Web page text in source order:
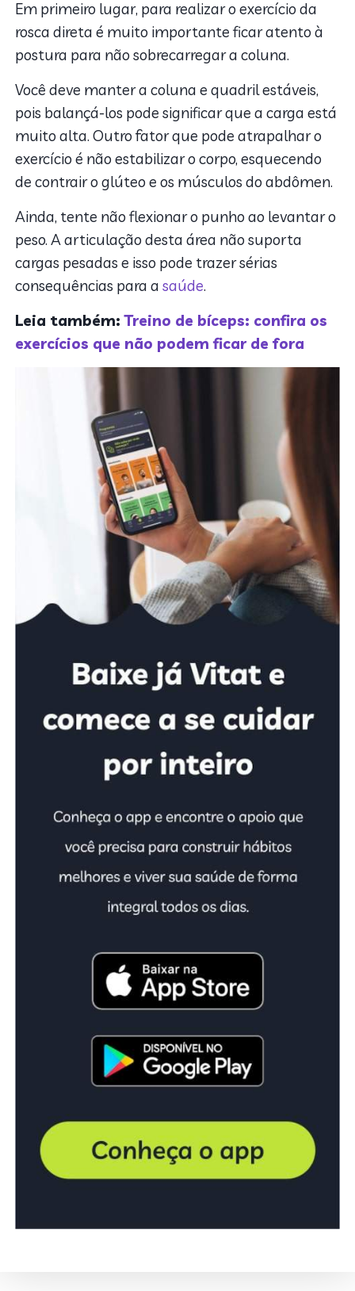
Em primeiro lugar, para realizar o exercício da
rosca direta é muito importante ficar atento à
postura para não sobrecarregar a coluna.
Você deve manter a coluna e quadril estáveis,
pois balançá-los pode significar que a carga está
muito alta. Outro fator que pode atrapalhar o
exercício é não estabilizar o corpo, esquecendo
de contrair o glúteo e os músculos do abdômen.
Ainda, tente não flexionar o punho ao levantar o
peso. A articulação desta área não suporta
cargas pesadas e isso pode trazer sérias
consequências para asaúde.
Leia também:Treino de bíceps: confira os
exercícios que não podem ficar de fora